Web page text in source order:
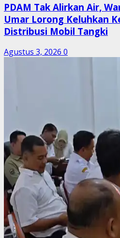
PDAM Tak Alirkan Air,
Umar Lorong Keluhkan
Distribusi Mobil Tangki
Agustus 3, 2026 0